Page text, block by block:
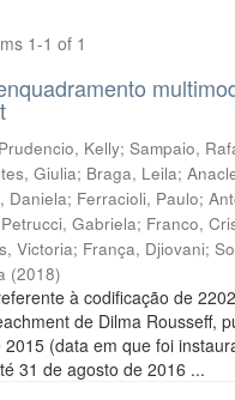
1-1 of 1
Prudencio, Kelly; Sampaio,
Giulia; Braga, Leila;
Daniela; Ferracioli, Paulo;
Petrucci, Gabriela; Franco,
Victoria; França, Djiovani;
(2018)
à codificação de
de Dilma Rousseff,
(data em que foi
31 de agosto de 2016 ...